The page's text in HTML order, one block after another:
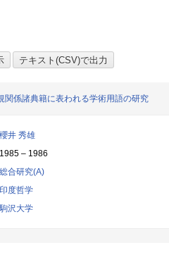
関係諸典籍に表われる学術用語の研究
櫻井 秀雄
1985 – 1986
総合研究(A)
印度哲学
駒沢大学